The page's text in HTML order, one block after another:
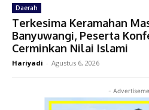
Daerah
Terkesima Keramahan
Banyuwangi, Peserta
Cerminkan Nilai Islami
Hariyadi - Agustus 6, 2026
-